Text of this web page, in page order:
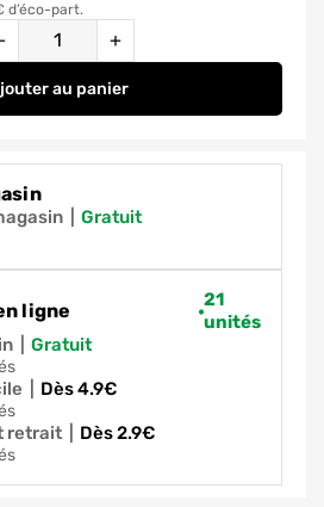
d’éco-part.
+
au panier
Croisillons de carrelage
gratuit
ligne
21
unités
gratuit
dès 4.9€
retrait dès 2.9€